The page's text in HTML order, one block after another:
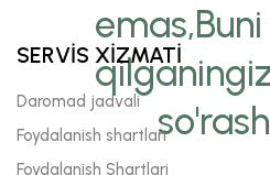
SERVİS XİZMATİ
Daromad jadvali
Foydalanish shartlari
Foydalanish Shartlari